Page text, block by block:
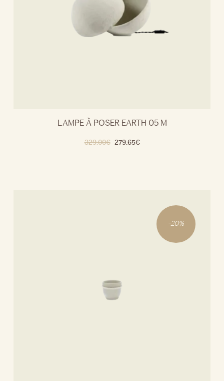
LAMPE À POSER EARTH 05 M
329.00€ 279.65€
-20%